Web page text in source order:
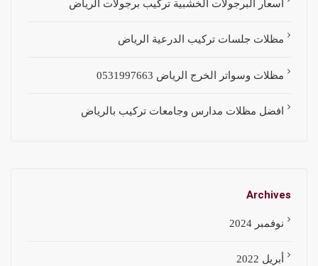
أسعار البرجولات الخشبية تركيب برجولات الرياض
مظلات جلسات تركيب الدرعية الرياض
مظلات وسواتر الخرج الرياض 0531997663
افضل مظلات مدارس وجامعات تركيب بالرياض
Archives
نوفمبر 2024
أبريل 2022